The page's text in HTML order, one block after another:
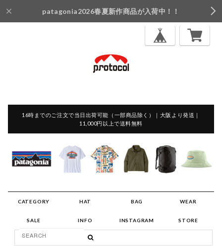
patagonia2026春夏新作商品が入荷中！！
16時までのご注文で当日出荷可能（一部商品除く）｜大阪より発送｜
11,000円以上で送料無料
CATEGORY HAT BAG WEAR
SALE INFO INSTAGRAM STORE